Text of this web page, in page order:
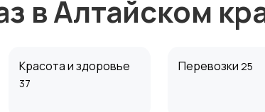
в Алтайском
Красота и здоровье
37
Перевозки 25